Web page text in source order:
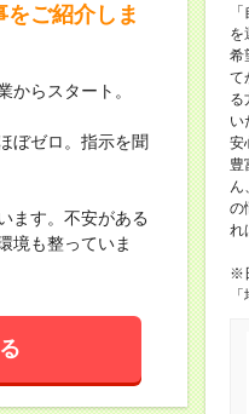
ご紹介しま
からスタート。
ぼゼロ。指示を聞
ます。不安がある
境も整っていま
を
希
て
る
い
安
豊
ん
の
れ
※